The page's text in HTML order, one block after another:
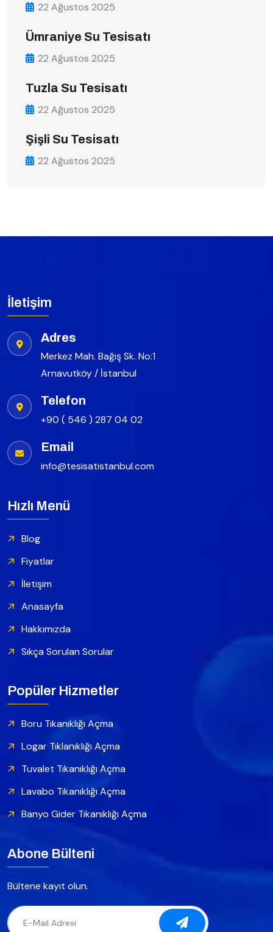
22 Ağustos 2025
Ümraniye Su Tesisatı
22 Ağustos 2025
Tuzla Su Tesisatı
22 Ağustos 2025
Şişli Su Tesisatı
22 Ağustos 2025
İletişim
Adres
Merkez Mah. Bağış Sk. No:1
Arnavutköy / İstanbul
Telefon
+90 ( 546 ) 287 04 02
Email
info@tesisatistanbul.com
Hızlı Menü
Blog
Fiyatlar
İletişim
Anasayfa
Hakkımızda
Sıkça Sorulan Sorular
Popüler Hizmetler
Boru Tıkanıklığı Açma
Logar Tıklanıklığı Açma
Tuvalet Tıkanıklığı Açma
Lavabo Tıkanıklığı Açma
Banyo Gider Tıkanıklığı Açma
Abone Bülteni
Bültene kayıt olun.